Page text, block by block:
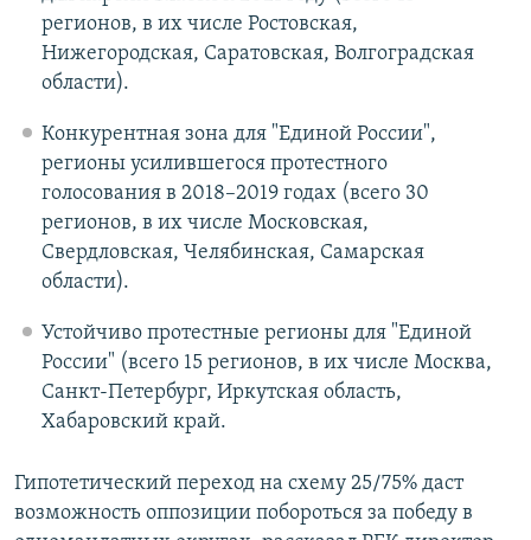
регионов, в их числе Ростовская,
Нижегородская, Саратовская, Волгоградская
области).
Конкурентная зона для "Единой России",
регионы усилившегося протестного
голосования в 2018–2019 годах (всего 30
регионов, в их числе Московская,
Свердловская, Челябинская, Самарская
области).
Устойчиво протестные регионы для "Единой
России" (всего 15 регионов, в их числе Москва,
Санкт-Петербург, Иркутская область,
Хабаровский край.
Гипотетический переход на схему 25/75% даст
возможность оппозиции побороться за победу в